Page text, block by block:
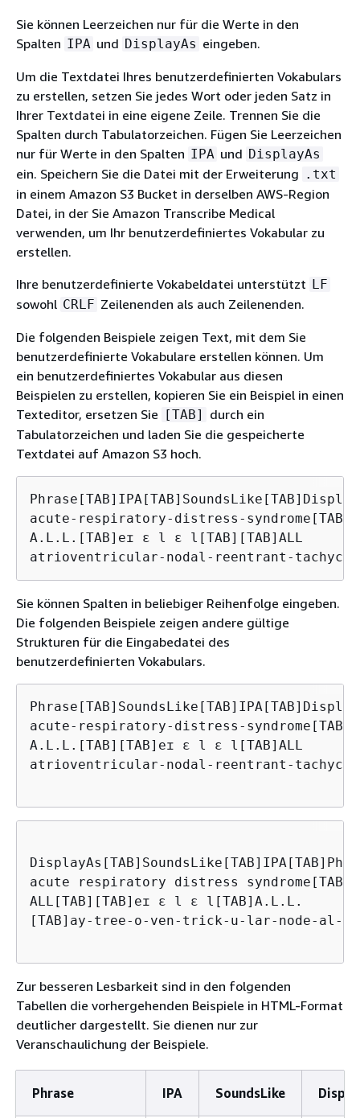
Sie können Leerzeichen nur für die Werte in den
Spalten IPA und DisplayAs eingeben.
Um die Textdatei Ihres benutzerdefinierten Vokabulars
zu erstellen, setzen Sie jedes Wort oder jeden Satz in
Ihrer Textdatei in eine eigene Zeile. Trennen Sie die
Spalten durch Tabulatorzeichen. Fügen Sie Leerzeichen
nur für Werte in den Spalten IPA und DisplayAs
ein. Speichern Sie die Datei mit der Erweiterung .txt
in einem Amazon S3 Bucket in derselben AWS-Region
Datei, in der Sie Amazon Transcribe Medical
verwenden, um Ihr benutzerdefiniertes Vokabular zu
erstellen.
Ihre benutzerdefinierte Vokabeldatei unterstützt LF
sowohl CRLF Zeilenenden als auch Zeilenenden.
Die folgenden Beispiele zeigen Text, mit dem Sie
benutzerdefinierte Vokabulare erstellen können. Um
ein benutzerdefiniertes Vokabular aus diesen
Beispielen zu erstellen, kopieren Sie ein Beispiel in einen
Texteditor, ersetzen Sie [TAB]
durch ein
Tabulatorzeichen und laden Sie die gespeicherte
Textdatei auf Amazon S3 hoch.
acute-respiratory-distress-
A.L.L.[TAB]eɪ ɛ l ɛ l[TAB][TAB]ALL
Sie können Spalten in beliebiger Reihenfolge eingeben.
Die folgenden Beispiele zeigen andere gültige
Strukturen für die Eingabedatei des
benutzerdefinierten Vokabulars.
acute-respiratory-distress-
A.L.L.[TAB][TAB]eɪ ɛ l ɛ l[TAB]ALL
atrioventricular-nodal-reentrant-
acute respiratory distress
ALL[TAB][TAB]eɪ ɛ l ɛ l[TAB]A.L.L.
[TAB]ay-tree-o-ven-trick-u-lar-node-al-
Zur besseren Lesbarkeit sind in den folgenden
Tabellen die vorhergehenden Beispiele in HTML-Format
deutlicher dargestellt. Sie dienen nur zur
Veranschaulichung der Beispiele.
Phrase IPA SoundsLike